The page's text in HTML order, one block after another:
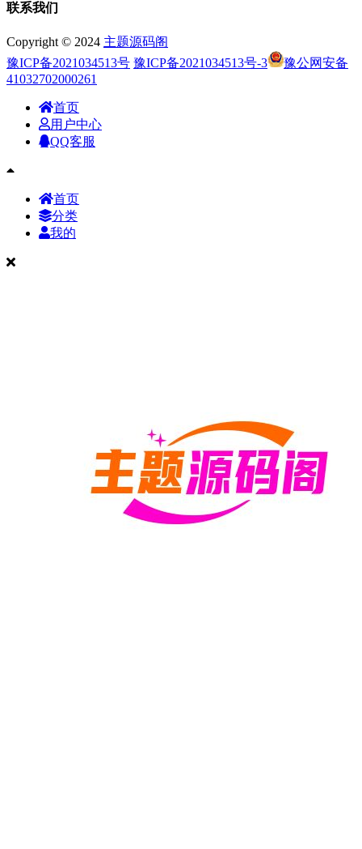
联系我们
Copyright © 2024 主题源码阁
豫ICP备2021034513号 豫ICP备2021034513号-3
豫公网安备
41032702000261
首页
用户中心
QQ客服
首页
分类
我的